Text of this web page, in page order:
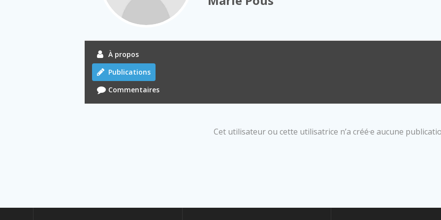
À propos
Publications
Commentaires
Cet utilisateur ou cette utilisatrice n’a créé·e aucune